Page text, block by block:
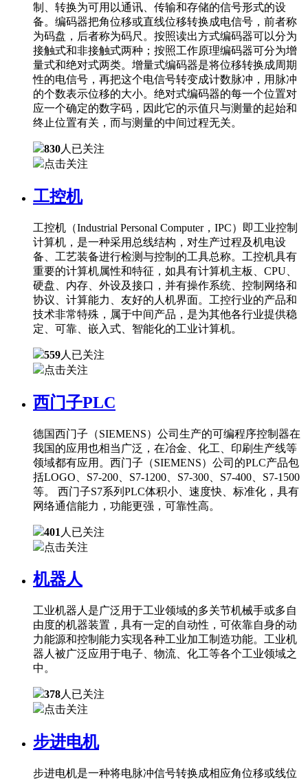
制、转换为可用以通讯、传输和存储的信号形式的设
备。编码器把角位移或直线位移转换成电信号，前者称
为码盘，后者称为码尺。按照读出方式编码器可以分为
接触式和非接触式两种；按照工作原理编码器可分为增
量式和绝对式两类。增量式编码器是将位移转换成周期
性的电信号，再把这个电信号转变成计数脉冲，用脉冲
的个数表示位移的大小。绝对式编码器的每一个位置对
应一个确定的数字码，因此它的示值只与测量的起始和
终止位置有关，而与测量的中间过程无关。
830人已关注
点击关注
工控机
工控机（Industrial Personal Computer，IPC）即工业控制
计算机，是一种采用总线结构，对生产过程及机电设
备、工艺装备进行检测与控制的工具总称。工控机具有
重要的计算机属性和特征，如具有计算机主板、CPU、
硬盘、内存、外设及接口，并有操作系统、控制网络和
协议、计算能力、友好的人机界面。工控行业的产品和
技术非常特殊，属于中间产品，是为其他各行业提供稳
定、可靠、嵌入式、智能化的工业计算机。
559人已关注
点击关注
西门子PLC
德国西门子（SIEMENS）公司生产的可编程序控制器在
我国的应用也相当广泛，在冶金、化工、印刷生产线等
领域都有应用。西门子（SIEMENS）公司的PLC产品包
括LOGO、S7-200、S7-1200、S7-300、S7-400、S7-1500
等。 西门子S7系列PLC体积小、速度快、标准化，具有
网络通信能力，功能更强，可靠性高。
401 人已关注
点击关注
机器人
工业机器人是广泛用于工业领域的多关节机械手或多自
由度的机器装置，具有一定的自动性，可依靠自身的动
力能源和控制能力实现各种工业加工制造功能。工业机
器人被广泛应用于电子、物流、化工等各个工业领域之
中。
378人已关注
点击关注
步进电机
步进电机是一种将电脉冲信号转换成相应角位移或线位